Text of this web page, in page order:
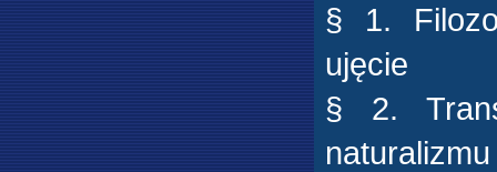
§ 1.
ujęcie
§ 2.
naturalizmu